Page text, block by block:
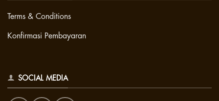
Terms & Conditions
Konfirmasi Pembayaran
SOCIAL MEDIA